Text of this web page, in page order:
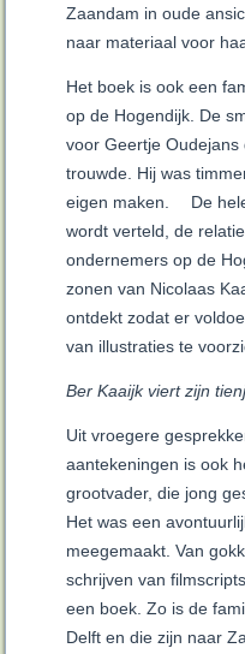
Zaandam in oude
naar materiaal voor
Het boek is ook een
op de Hogendijk. De
voor Geertje
trouwde. Hij was
eigen maken.
De
wordt verteld, de
ondernemers op de
zonen van Nicolaas
ontdekt zodat er
van illustraties te
Ber Kaaijk viert zijn
Uit vroegere
aantekeningen is ook
grootvader, die jong
Het was een
meegemaakt. Van
schrijven van
een boek. Zo is de
Delft en die zijn naar